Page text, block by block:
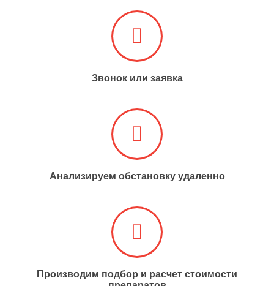
Звонок или заявка
Анализируем обстановку удаленно​​​​​​​
Производим подбор и расчет стоимости